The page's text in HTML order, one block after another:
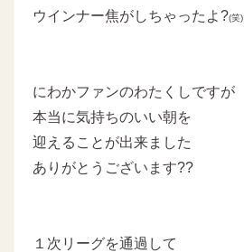
ウインナー焦がしちゃったよ?(笑)
にわかファンのわたくしですが
本当に気持ちのいい朝を
迎えることが出来ました
ありがとうございます??
１次リーグを通過して